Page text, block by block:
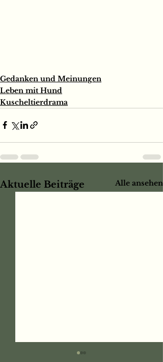
Gedanken und Meinungen
Leben mit Hund
Kuscheltierdrama
Aktuelle Beiträge Alle ansehen